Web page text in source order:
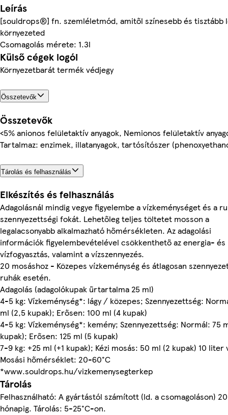
Leírás
[souldrops®] fn. szemléletmód, amitől színesebb és tisztább
környezeted
Csomagolás mérete: 1.3l
Külső cégek logói
Környezetbarát termék védjegy
Összetevők
Összetevők
<5% anionos felületaktív anyagok, Nemionos felületaktív
Tartalmaz: enzimek, illatanyagok, tartósítószer
Tárolás és felhasználás
Elkészítés és felhasználás
Adagolásnál mindig vegye figyelembe a vízkeménységet és a
szennyezettségi fokát. Lehetőleg teljes töltetet mosson a
legalacsonyabb alkalmazható hőmérsékleten. Az adagolási
információk figyelembevételével csökkenthető az energia- és
vízfogyasztás, valamint a vízszennyezés.
20 mosáshoz - Közepes vízkeménység és átlagosan
ruhák esetén.
Adagolás (adagolókupak űrtartalma 25 ml)
4-5 kg: Vízkeménység*: lágy / közepes; Szennyezettség:
ml (2,5 kupak); Erősen: 100 ml (4 kupak)
4-5 kg: Vízkeménység*: kemény; Szennyezettség: Normál: 75
kupak); Erősen: 125 ml (5 kupak)
7-9 kg: +25 ml (+1 kupak); Kézi mosás: 50 ml (2 kupak) 10 liter
Mosási hőmérséklet: 20-60°C
*www.souldrops.hu/vizkemenysegterkep
Tárolás
Felhasználható: A gyártástól számított (ld. a csomagoláson) 20
hónapig. Tárolás: 5-25°C-on.